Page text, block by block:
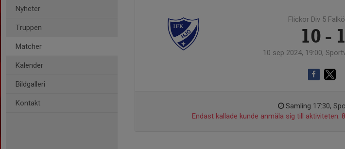
Nyheter
Truppen
Matcher
Kalender
Bildgalleri
Kontakt
Flickor Div 5
10 - 1
10 sep 2024, 19:00,
Samling 17:30,
Endast kallade kunde anmäla sig till aktiviteten.